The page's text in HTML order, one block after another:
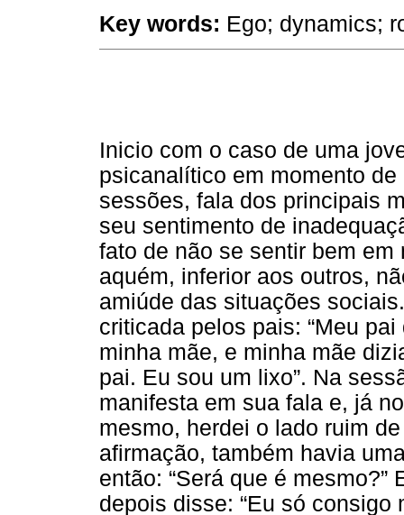
Key words: Ego; dynamics;
Inicio com o caso de uma
psicanalítico em momento
sessões, fala dos principais
seu sentimento de
fato de não se sentir bem
aquém, inferior aos outros,
amiúde das situações
criticada pelos pais: “Meu
minha mãe, e minha mãe
pai. Eu sou um lixo”. Na
manifesta em sua fala e, já
mesmo, herdei o lado ruim
afirmação, também havia
então: “Será que é
depois disse: “Eu só